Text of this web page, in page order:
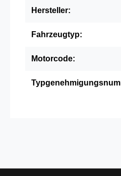
Hersteller:
Fahrzeugtyp:
Motorcode: